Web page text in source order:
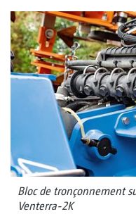
Bloc de tronçonnement
Venterra-2K